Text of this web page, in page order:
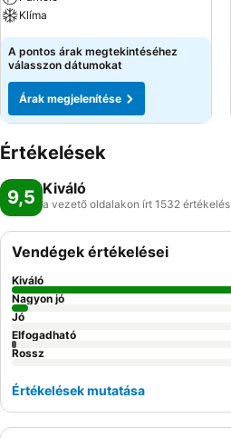
Klíma
A pontos árak megtekintéséhez
válasszon dátumokat
Árak megjelenítése
Értékelések
9,5 Kiváló
a vezető oldalakon írt 1532 értékelés
Vendégek értékelései
Kiváló
Nagyon jó
Jó
Elfogadható
Rossz
Értékelések mutatása